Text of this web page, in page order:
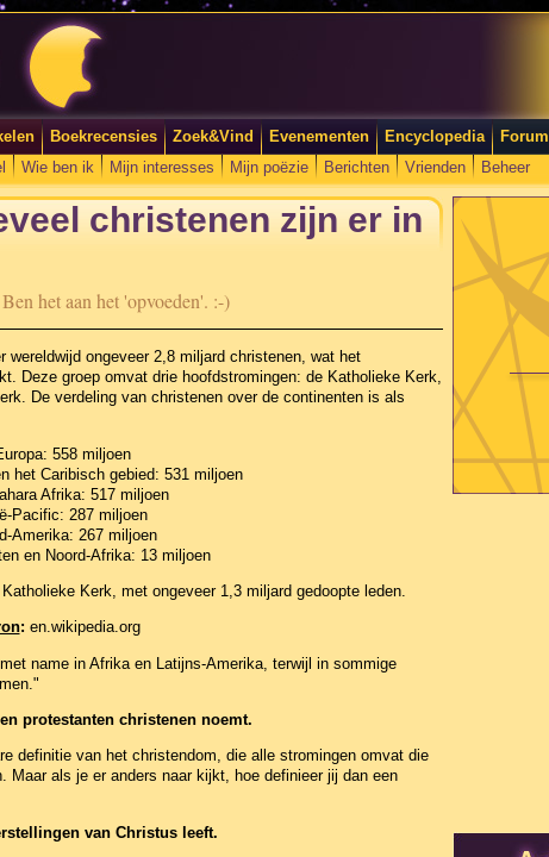
Boekrecensies Zoek&Vind Evenementen Encyclopedia Forum
Wie ben ik Mijn interesses Mijn poëzie Berichten Vrienden Beheer
christenen zijn er in
het aan het 'opvoeden'. :-)
wereldwijd ongeveer 2,8 miljard christenen, wat het
Deze groep omvat drie hoofdstromingen: de Katholieke Kerk,
De verdeling van christenen over de continenten is als
558 miljoen
het Caribisch gebied: 531 miljoen
Afrika: 517 miljoen
Pacific: 287 miljoen
Amerika: 267 miljoen
en Noord-Afrika: 13 miljoen
Kerk, met ongeveer 1,3 miljard gedoopte leden.
: en.wikipedia.org
name in Afrika en Latijns-Amerika, terwijl in sommige
protestanten christenen noemt.
definitie van het christendom, die alle stromingen omvat die
Maar als je er anders naar kijkt, hoe definieer jij dan een
van Christus leeft.